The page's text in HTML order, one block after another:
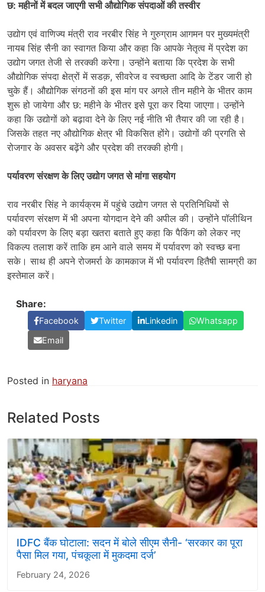
छ: महीनों में बदल जाएगी सभी औद्योगिक संपदाओं की तस्वीर
उद्योग एवं वाणिज्य मंत्री राव नरबीर सिंह ने गुरुग्राम आगमन पर मुख्यमंत्री
नायब सिंह सैनी का स्वागत किया और कहा कि आपके नेतृत्व में प्रदेश का
उद्योग जगत तेजी से तरक्की करेगा। उन्होंने बताया कि प्रदेश के सभी
औद्योगिक संपदा क्षेत्रों में सडक़, सीवरेज व स्वच्छता आदि के टेंडर जारी हो
चुके हैं। औद्योगिक संगठनों की इस मांग पर अगले तीन महीने के भीतर काम
शुरू हो जायेगा और छ: महीने के भीतर इसे पूरा कर दिया जाएगा। उन्होंने
कहा कि उद्योगों को बढ़ावा देने के लिए नई नीति भी तैयार की जा रही है।
जिसके तहत नए औद्योगिक क्षेत्र भी विकसित होंगे। उद्योगों की प्रगति से
रोजगार के अवसर बढ़ेंगे और प्रदेश की तरक्की होगी।
पर्यावरण संरक्षण के लिए उद्योग जगत से मांगा सहयोग
राव नरबीर सिंह ने कार्यक्रम में पहुंचे उद्योग जगत से प्रतिनिधियों से
पर्यावरण संरक्षण में भी अपना योगदान देने की अपील की। उन्होंने पॉलीथिन
को पर्यावरण के लिए बड़ा खतरा बताते हुए कहा कि पैकिंग को लेकर नए
विकल्प तलाश करें ताकि हम आने वाले समय में पर्यावरण को स्वच्छ बना
सके। साथ ही अपने रोजमर्रा के कामकाज में भी पर्यावरण हितैषी सामग्री का
इस्तेमाल करें।
Share:
Facebook Twitter Linkedin
Whatsapp
Email
Posted in haryana
Related Posts
IDFC बैंक घोटाला: सदन में बोले सीएम सैनी- ‘सरकार का पूरा
पैसा मिल गया, पंचकूला में मुकदमा दर्ज’
February 24, 2026